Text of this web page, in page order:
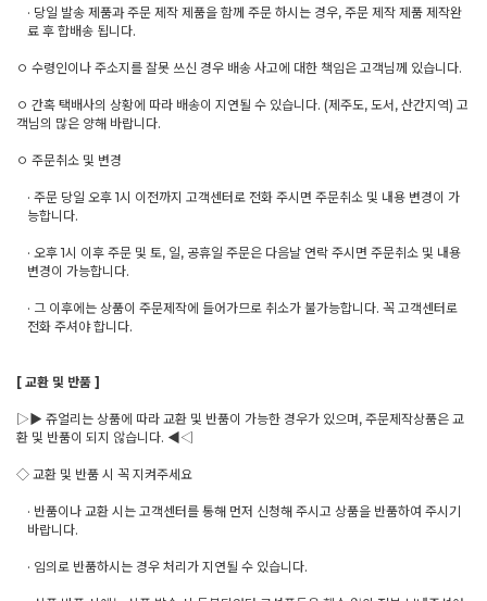
· 당일 발송 제품과 주문 제작 제품을 함께 주문 하시는 경우, 주문 제작 제품 제작완
료 후 합배송 됩니다.
ㅇ 수령인이나 주소지를 잘못 쓰신 경우 배송 사고에 대한 책임은 고객님께 있습니다.
ㅇ 간혹 택배사의 상황에 따라 배송이 지연될 수 있습니다. (제주도, 도서, 산간지역) 고
객님의 많은 양해 바랍니다.
ㅇ 주문취소 및 변경
· 주문 당일 오후 1시 이전까지 고객센터로 전화 주시면 주문취소 및 내용 변경이 가
능합니다.
· 오후 1시 이후 주문 및 토, 일, 공휴일 주문은 다음날 연락 주시면 주문취소 및 내용
변경이 가능합니다.
· 그 이후에는 상품이 주문제작에 들어가므로 취소가 불가능합니다. 꼭 고객센터로
전화 주셔야 합니다.
[ 교환 및 반품 ]
▷▶ 쥬얼리는 상품에 따라 교환 및 반품이 가능한 경우가 있으며, 주문제작상품은 교
환 및 반품이 되지 않습니다. ◀◁
◇ 교환 및 반품 시 꼭 지켜주세요
· 반품이나 교환 시는 고객센터를 통해 먼저 신청해 주시고 상품을 반품하여 주시기
바랍니다.
· 임의로 반품하시는 경우 처리가 지연될 수 있습니다.